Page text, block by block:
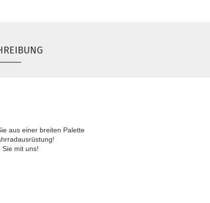
aus einer breiten Palette
mit uns!